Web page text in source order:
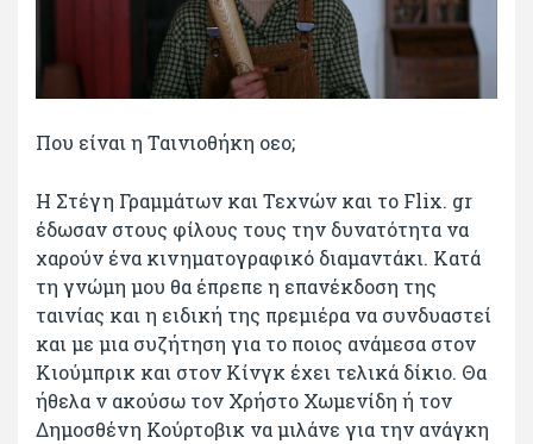
Που είναι η Ταινιοθήκη οεο;
Η Στέγη Γραμμάτων και Τεχνών και το Flix. gr
έδωσαν στους φίλους τους την δυνατότητα να
χαρούν ένα κινηματογραφικό διαμαντάκι. Κατά
τη γνώμη μου θα έπρεπε η επανέκδοση της
ταινίας και η ειδική της πρεμιέρα να συνδυαστεί
και με μια συζήτηση για το ποιος ανάμεσα στον
Κιούμπρικ και στον Κίνγκ έχει τελικά δίκιο. Θα
ήθελα ν ακούσω τον Χρήστο Χωμενίδη ή τον
Δημοσθένη Κούρτοβικ να μιλάνε για την ανάγκη